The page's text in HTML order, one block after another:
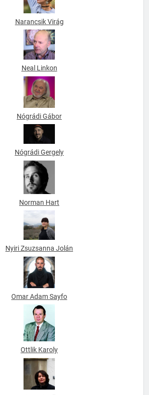
Narancsik Virág
Neal Linkon
Nógrádi Gábor
Nógrádi Gergely
Norman Hart
Nyiri Zsuzsanna Jolán
Omar Adam Sayfo
Ottlik Karoly